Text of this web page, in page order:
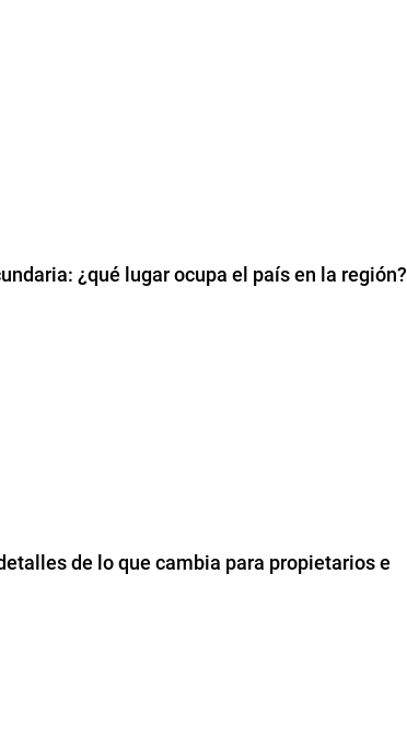
¿qué lugar ocupa el país en la región?
de lo que cambia para propietarios e